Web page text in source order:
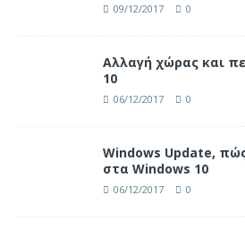
09/12/2017 0
Αλλαγή χώρας και
10
06/12/2017 0
Windows Update,
στα Windows 10
06/12/2017 0